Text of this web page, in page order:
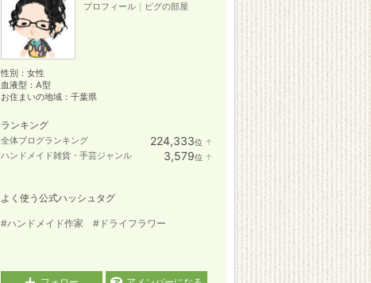
プロフィール ｜ ピグの部屋
性別： 女性
血液型： A型
お住まいの地域： 千葉県
ランキング
全体ブログランキング 224,333位 ↑
ハンドメイド雑貨・手芸ジャンル 3,579位 ↑
よく使う公式ハッシュタグ
#ハンドメイド作家 #ドライフラワー